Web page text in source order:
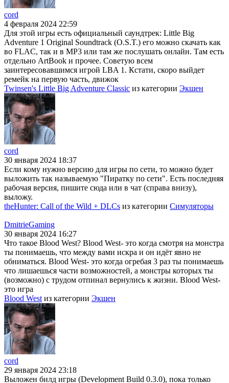
cord
4 февраля 2024 22:59
Для этой игры есть официальный саундтрек: Little Big
Adventure 1 Original Soundtrack (O.S.T.) его можно скачать как
во FLAC, так и в MP3 или там же послушать онлайн. Там есть
отдельно ArtBook и прочее. Советую всем
заинтересовавшимся игрой LBA 1. Кстати, скоро выйдет
ремейк на первую часть, движок
Twinsen's Little Big Adventure Classic из категории Экшен
cord
30 января 2024 18:37
Если кому нужно версию для игры по сети, то можно будет
выложить так называемую "Пиратку по сети". Есть последняя
рабочая версия, пишите сюда или в чат (справа внизу),
выложу.
theHunter: Call of the Wild + DLCs из категории Симуляторы
DmitrieGaming
30 января 2024 16:27
Что такое Blood West? Blood West- это когда смотря на монстра
ты понимаешь, что между вами искра и он идёт явно не
обниматься. Blood West- это когда огребая 3 раз ты понимаешь
что лишаешься части возможностей, а монстры которых ты
(возможно) с трудом отпинал вернулись к жизни. Blood West-
это игра
Blood West из категории Экшен
cord
29 января 2024 23:18
Выложен билд игры (Development Build 0.3.0), пока только